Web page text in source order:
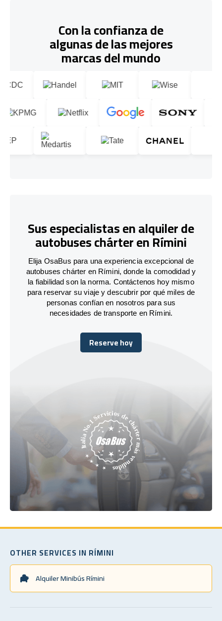
Con la confianza de
algunas de las mejores
marcas del mundo
Sus especialistas en alquiler de
autobuses chárter en Rímini
Elija OsaBus para una experiencia excepcional de
autobuses chárter en Rímini, donde la comodidad y
la fiabilidad son la norma. Contáctenos hoy mismo
para reservar su viaje y descubrir por qué miles de
personas confían en nosotros para sus
necesidades de transporte en Rímini.
Reserve hoy
Reserve hoy
OTHER SERVICES IN RÍMINI
Alquiler Minibús Rímini